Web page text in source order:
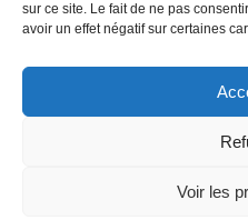
sur ce site. Le fait de ne pas
avoir un effet négatif sur certaines
Voir les
@Vatteville-la-rue